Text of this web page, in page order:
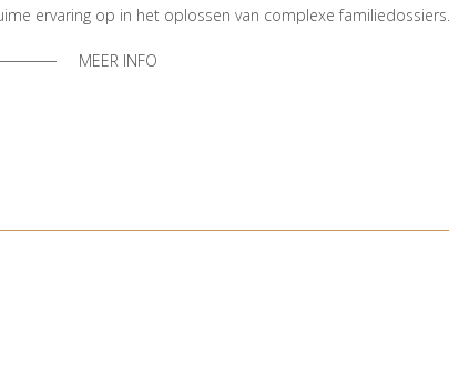
ervaring op in het oplossen van complexe familiedossiers.
MEER INFO